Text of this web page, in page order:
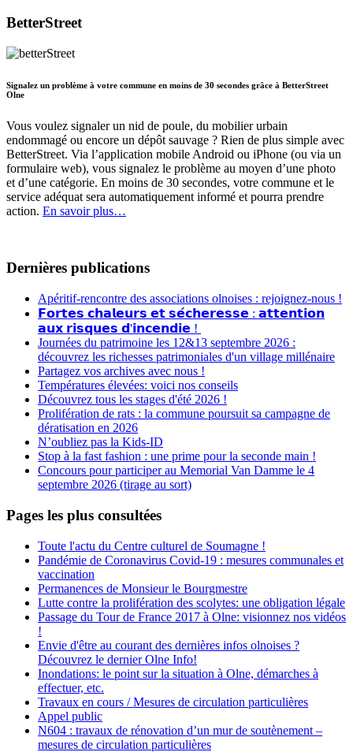
BetterStreet
Signalez un problème à votre commune en moins de 30 secondes grâce à BetterStreet
Olne
Vous voulez signaler un nid de poule, du mobilier urbain
endommagé ou encore un dépôt sauvage ? Rien de plus simple avec
BetterStreet. Via l’application mobile Android ou iPhone (ou via un
formulaire web), vous signalez le problème au moyen d’une photo
et d’une catégorie. En moins de 30 secondes, votre commune et le
service adéquat sera automatiquement informé et pourra prendre
action. En savoir plus…
Dernières publications
Apéritif-rencontre des associations olnoises : rejoignez-nous !
𝗙𝗼𝗿𝘁𝗲𝘀 𝗰𝗵𝗮𝗹𝗲𝘂𝗿𝘀 𝗲𝘁 𝘀𝗲́𝗰𝗵𝗲𝗿𝗲𝘀𝘀𝗲 : 𝗮𝘁𝘁𝗲𝗻𝘁𝗶𝗼𝗻
𝗮𝘂𝘅 𝗿𝗶𝘀𝗾𝘂𝗲𝘀 𝗱'𝗶𝗻𝗰𝗲𝗻𝗱𝗶𝗲 !
Journées du patrimoine les 12&13 septembre 2026 :
découvrez les richesses patrimoniales d'un village millénaire
Partagez vos archives avec nous !
Températures élevées: voici nos conseils
Découvrez tous les stages d'été 2026 !
Prolifération de rats : la commune poursuit sa campagne de
dératisation en 2026
N’oubliez pas la Kids-ID
Stop à la fast fashion : une prime pour la seconde main !
Concours pour participer au Memorial Van Damme le 4
septembre 2026 (tirage au sort)
Pages les plus consultées
Toute l'actu du Centre culturel de Soumagne !
Pandémie de Coronavirus Covid-19 : mesures communales et
vaccination
Permanences de Monsieur le Bourgmestre
Lutte contre la prolifération des scolytes: une obligation légale
Passage du Tour de France 2017 à Olne: visionnez nos vidéos
!
Envie d'être au courant des dernières infos olnoises ?
Découvrez le dernier Olne Info!
Inondations: le point sur la situation à Olne, démarches à
effectuer, etc.
Travaux en cours / Mesures de circulation particulières
Appel public
N604 : travaux de rénovation d’un mur de soutènement –
mesures de circulation particulières